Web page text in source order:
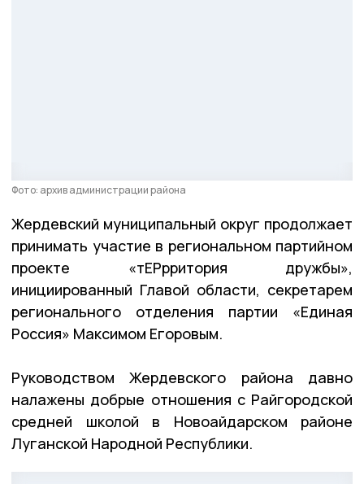
Фото: архив администрации района
Жердевский муниципальный округ продолжает
принимать участие в региональном партийном
проекте «тЕРрритория дружбы»,
инициированный Главой области, секретарем
регионального отделения партии «Единая
Россия» Максимом Егоровым.
Руководством Жердевского района давно
налажены добрые отношения с Райгородской
средней школой в Новоайдарском районе
Луганской Народной Республики.